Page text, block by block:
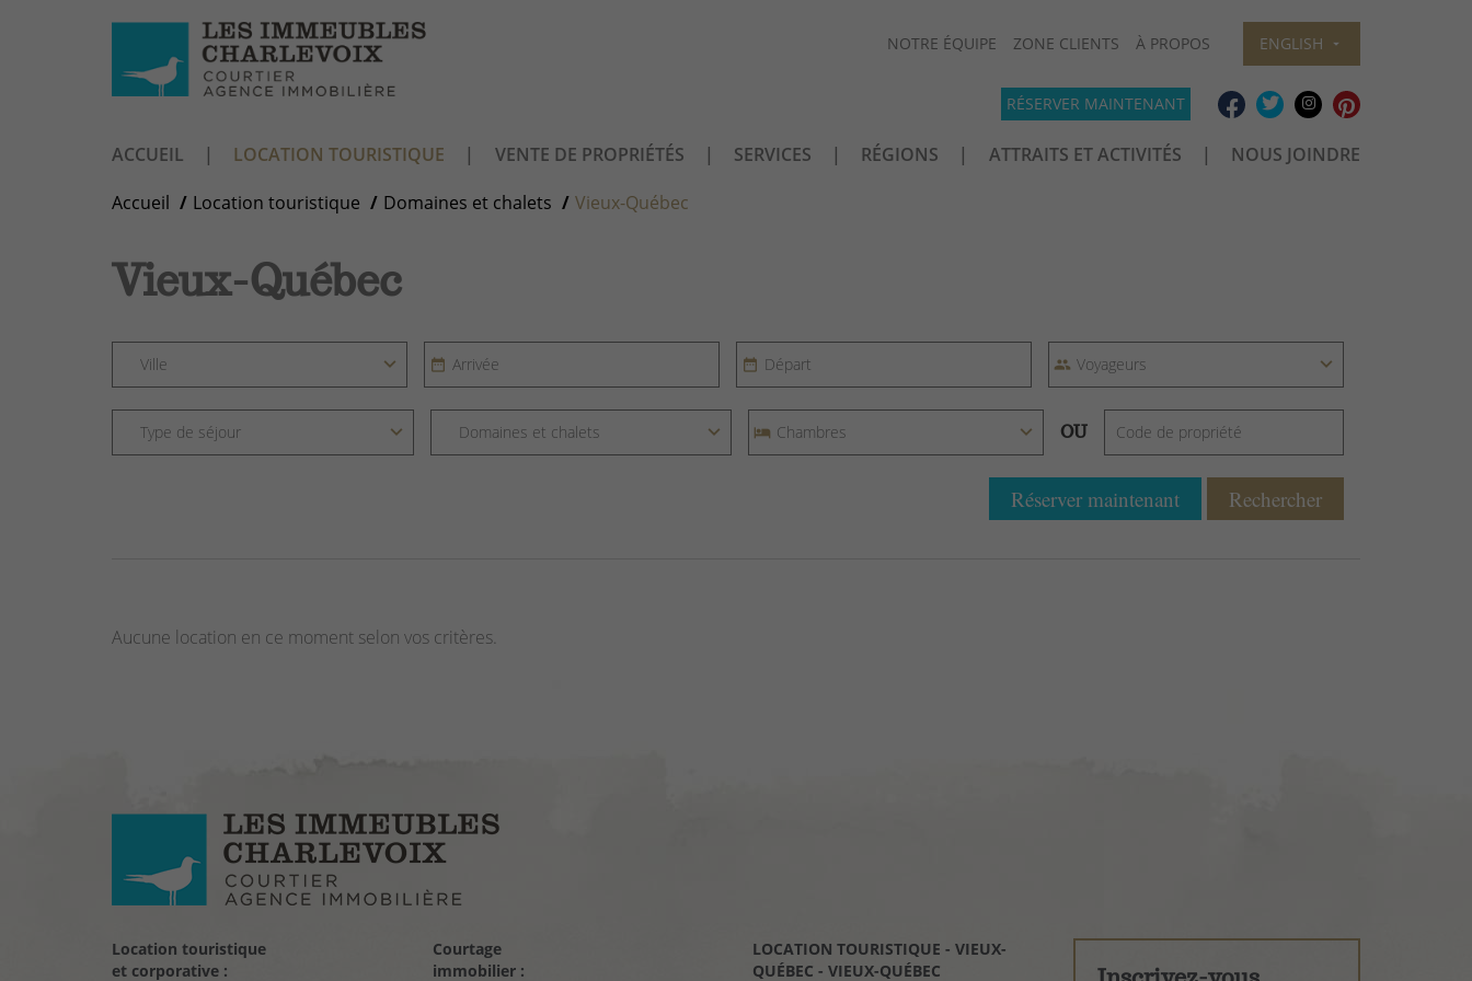
NOTRE ÉQUIPE ZONE CLIENTS À PROPOS ENGLISH
RÉSERVER MAINTENANT
ACCUEIL LOCATION TOURISTIQUE VENTE DE PROPRIÉTÉS SERVICES RÉGIONS ATTRAITS ET ACTIVITÉS
NOUS JOINDRE
Accueil
Location touristique Domaines et chalets Vieux-Québec
Vieux-Québec
OU
Réserver maintenant Rechercher
Aucune location en ce moment selon vos critères.
Location touristique
et corporative :
Courtage
immobilier :
LOCATION TOURISTIQUE - VIEUX-
QUÉBEC - VIEUX-QUÉBEC
LOCATION TOURISTIQUE -
CHARLEVOIX - VIEUX-QUÉBEC